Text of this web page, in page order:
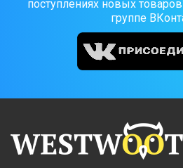
поступлениях новых
группе